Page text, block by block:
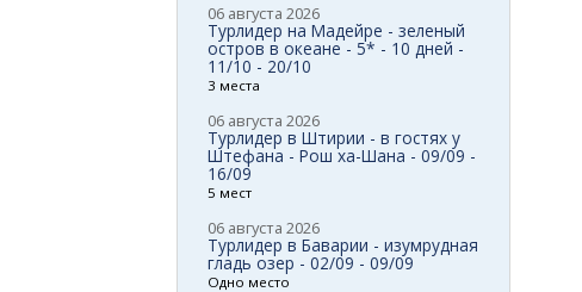
06 августа 2026
Турлидер на Мадейре - зеленый
остров в океане - 5* - 10 дней -
11/10 - 20/10
3 места
06 августа 2026
Турлидер в Штирии - в гостях у
Штефана - Рош ха-Шана - 09/09 -
16/09
5 мест
06 августа 2026
Турлидер в Баварии - изумрудная
гладь озер - 02/09 - 09/09
Одно место